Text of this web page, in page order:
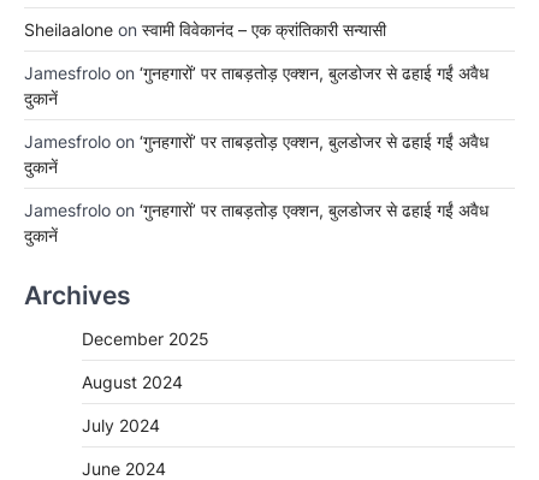
Sheilaalone on स्वामी विवेकानंद – एक क्रांतिकारी सन्यासी
Jamesfrolo on ‘गुनहगारों’ पर ताबड़तोड़ एक्शन, बुलडोजर से ढहाई गईं अवैध
दुकानें
Jamesfrolo on ‘गुनहगारों’ पर ताबड़तोड़ एक्शन, बुलडोजर से ढहाई गईं अवैध
दुकानें
Jamesfrolo on ‘गुनहगारों’ पर ताबड़तोड़ एक्शन, बुलडोजर से ढहाई गईं अवैध
दुकानें
Archives
December 2025
August 2024
July 2024
June 2024